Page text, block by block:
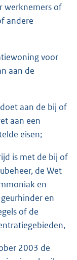
werknemers of
andere
voor
aan de
aan de bij of
aan een
eisen;
is met de bij of
de Wet
en
en
of de
2003 de